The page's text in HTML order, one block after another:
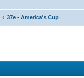
37e - America's Cup